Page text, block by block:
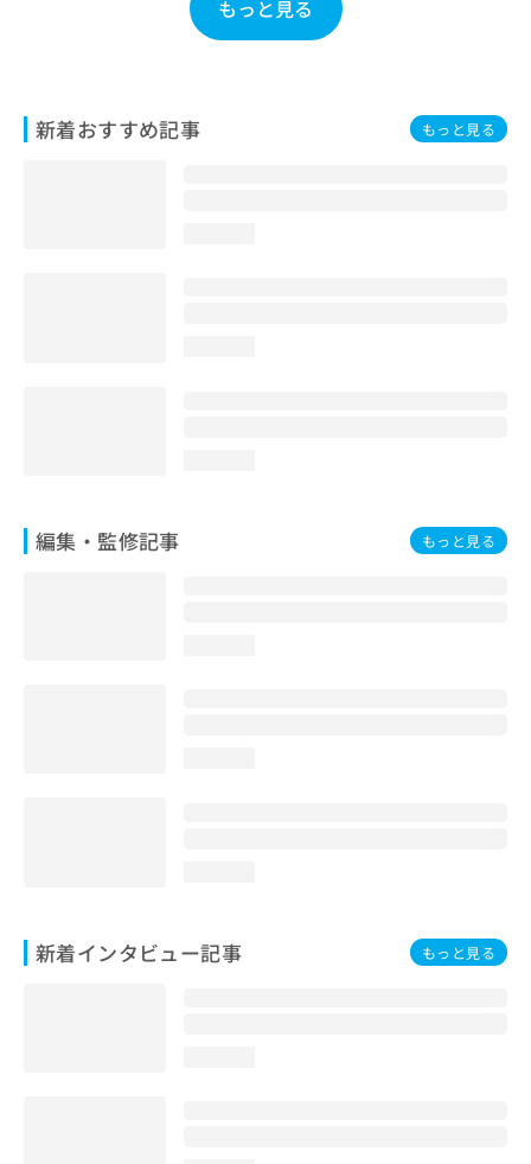
もっと見る
新着おすすめ記事 もっと見る
編集・監修記事 もっと見る
新着インタビュー記事 もっと見る
せ